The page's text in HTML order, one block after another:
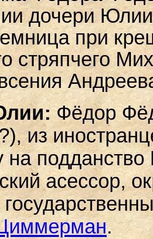
дочери
при
стряпчего
Фёдор
из
на
асессор,
.